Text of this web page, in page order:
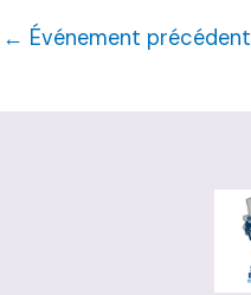
← Événement précédent